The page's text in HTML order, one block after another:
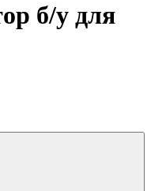
б/у для